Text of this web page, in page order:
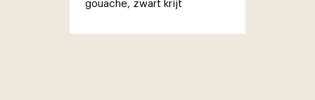
gouache, zwart krijt